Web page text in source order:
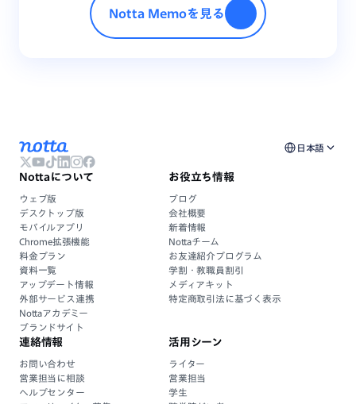
Notta Memoを見る
日本語
Nottaについて
ウェブ版
デスクトップ版
モバイルアプリ
Chrome拡張機能
料金プラン
資料一覧
アップデート情報
外部サービス連携
Nottaアカデミー
ブランドサイト
お役立ち情報
ブログ
会社概要
新着情報
Nottaチーム
お友達紹介プログラム
学割・教職員割引
メディアキット
特定商取引法に基づく表示
連絡情報
お問い合わせ
営業担当に相談
ヘルプセンター
活用シーン
ライター
営業担当
学生